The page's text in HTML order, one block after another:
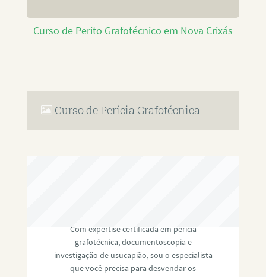
Curso de Perito Grafotécnico em Nova Crixás
Curso de Perícia Grafotécnica
Com expertise certificada em perícia
grafotécnica, documentoscopia e
investigação de usucapião, sou o especialista
que você precisa para desvendar os